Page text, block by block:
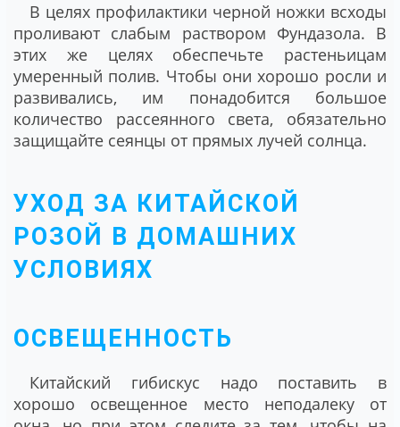
В целях профилактики черной ножки всходы
проливают слабым раствором Фундазола. В
этих же целях обеспечьте растеньицам
умеренный полив. Чтобы они хорошо росли и
развивались, им понадобится большое
количество рассеянного света, обязательно
защищайте сеянцы от прямых лучей солнца.
УХОД ЗА КИТАЙСКОЙ
РОЗОЙ В ДОМАШНИХ
УСЛОВИЯХ
ОСВЕЩЕННОСТЬ
Китайский гибискус надо поставить в
хорошо освещенное место неподалеку от